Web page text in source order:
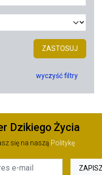
ZASTOSUJ
wyczyść filtry
Dzikiego Życia
się na naszą Politykę